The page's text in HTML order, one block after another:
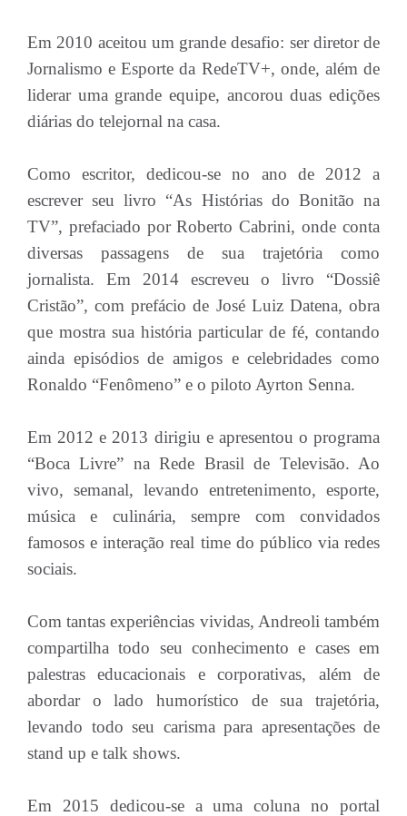
Em 2010 aceitou um grande desafio: ser diretor de
Jornalismo e Esporte da RedeTV+, onde, além de
liderar uma grande equipe, ancorou duas edições
diárias do telejornal na casa.
Como escritor, dedicou-se no ano de 2012 a
escrever seu livro “As Histórias do Bonitão na
TV”, prefaciado por Roberto Cabrini, onde conta
diversas passagens de sua trajetória como
jornalista. Em 2014 escreveu o livro “Dossiê
Cristão”, com prefácio de José Luiz Datena, obra
que mostra sua história particular de fé, contando
ainda episódios de amigos e celebridades como
Ronaldo “Fenômeno” e o piloto Ayrton Senna.
Em 2012 e 2013 dirigiu e apresentou o programa
“Boca Livre” na Rede Brasil de Televisão. Ao
vivo, semanal, levando entretenimento, esporte,
música e culinária, sempre com convidados
famosos e interação real time do público via redes
sociais.
Com tantas experiências vividas, Andreoli também
compartilha todo seu conhecimento e cases em
palestras educacionais e corporativas, além de
abordar o lado humorístico de sua trajetória,
levando todo seu carisma para apresentações de
stand up e talk shows.
Em 2015 dedicou-se a uma coluna no portal